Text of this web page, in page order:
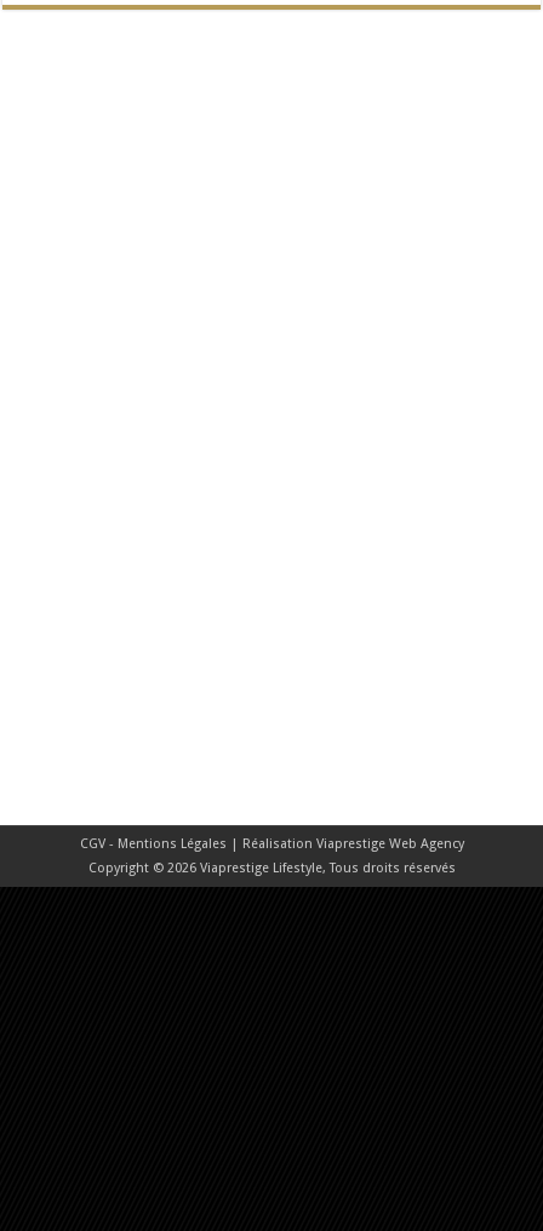
CGV - Mentions Légales | Réalisation Viaprestige Web Agency
Copyright © 2026 Viaprestige Lifestyle, Tous droits réservés